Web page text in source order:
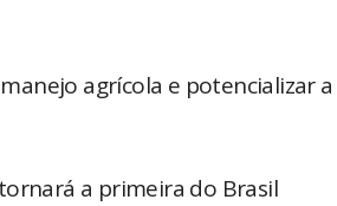
agrícola e potencializar a
a primeira do Brasil